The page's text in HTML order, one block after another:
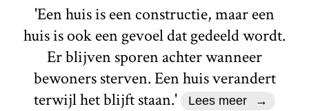
'Een huis is een constructie, maar een
huis is ook een gevoel dat gedeeld wordt.
Er blijven sporen achter wanneer
bewoners sterven. Een huis verandert
terwijl het blijft staan.'
Lees meer